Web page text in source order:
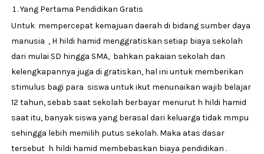
Yang Pertama Pendidikan Gratis
Untuk mempercepat kemajuan daerah di bidang sumber daya
manusia , H hildi hamid menggratiskan setiap biaya sekolah
dari mulai SD hingga SMA, bahkan pakaian sekolah dan
kelengkapannya juga di gratiskan, hal ini untuk memberikan
stimulus bagi para siswa untuk ikut menunaikan wajib belajar
12 tahun, sebab saat sekolah berbayar menurut h hildi hamid
saat itu, banyak siswa yang berasal dari keluarga tidak mmpu
sehingga lebih memilih putus sekolah. Maka atas dasar
tersebut h hildi hamid membebaskan biaya pendidikan .